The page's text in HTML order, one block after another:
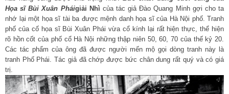
Họa sĩ Bùi Xuân Pháigiải Nhì của tác giả Đào Quang Minh gợi cho ta
nhớ lại một họa sĩ tài ba được mệnh danh họa sĩ của Hà Nội phố. Tranh
phố của cố họa sĩ Bùi Xuân Phái vừa cổ kính lại rất hiện thực, thể hiện
rõ hồn cốt của phố cổ Hà Nội những thập niên 50, 60, 70 của thế kỷ 20.
Các tác phẩm của ông đã được người mến mộ gọi dòng tranh này là
tranh Phố Phái. Tác giả đã chớp được bức chân dung rất quý và có giá
trị.